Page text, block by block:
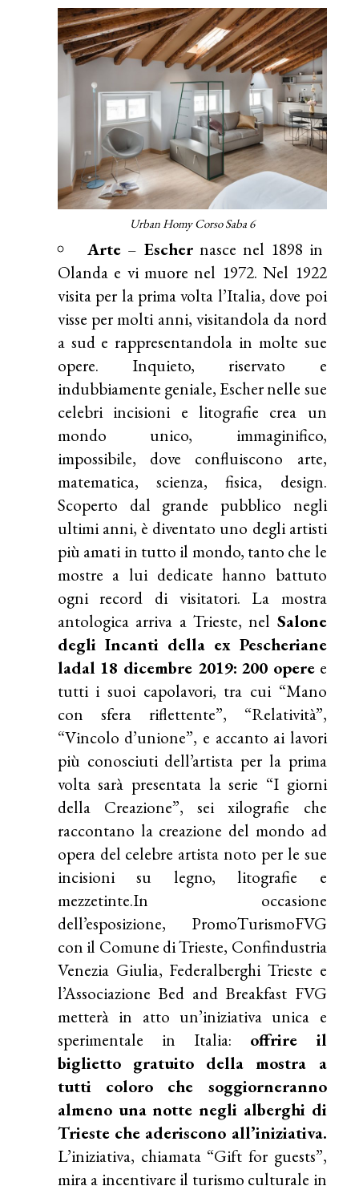
Urban Homy Corso Saba 6
Arte – Eschernasce nel 1898 in
Olanda e vi muore nel 1972. Nel 1922
visita per la prima volta l’Italia, dove poi
visse per molti anni, visitandola da nord
a sud e rappresentandola in molte sue
opere. Inquieto, riservato e
indubbiamente geniale, Escher nelle sue
celebri incisioni e litografie crea un
mondo unico, immaginifico,
impossibile, dove confluiscono arte,
matematica, scienza, fisica, design.
Scoperto dal grande pubblico negli
ultimi anni, è diventato uno degli artisti
più amati in tutto il mondo, tanto che le
mostre a lui dedicate hanno battuto
ogni record di visitatori. La mostra
antologica arriva a Trieste, nel Salone
degli Incanti della ex Pescheriane
ladal 18 dicembre 2019: 200 opere e
tutti i suoi capolavori, tra cui “Mano
con sfera riflettente”, “Relatività”,
“Vincolo d’unione”, e accanto ai lavori
più conosciuti dell’artista per la prima
volta sarà presentata la serie “I giorni
della Creazione”, sei xilografie che
raccontano la creazione del mondo ad
opera del celebre artista noto per le sue
incisioni su legno, litografie e
mezzetinte.In occasione
dell’esposizione, PromoTurismoFVG
con il Comune di Trieste, Confindustria
Venezia Giulia, Federalberghi Trieste e
l’Associazione Bed and Breakfast FVG
metterà in atto un’iniziativa unica e
sperimentale in Italia: offrire il
biglietto gratuito della mostra a
tutti coloro che soggiorneranno
almeno una notte negli alberghi di
Trieste che aderiscono all’iniziativa.
L’iniziativa, chiamata “Gift for guests”,
mira a incentivare il turismo culturale in